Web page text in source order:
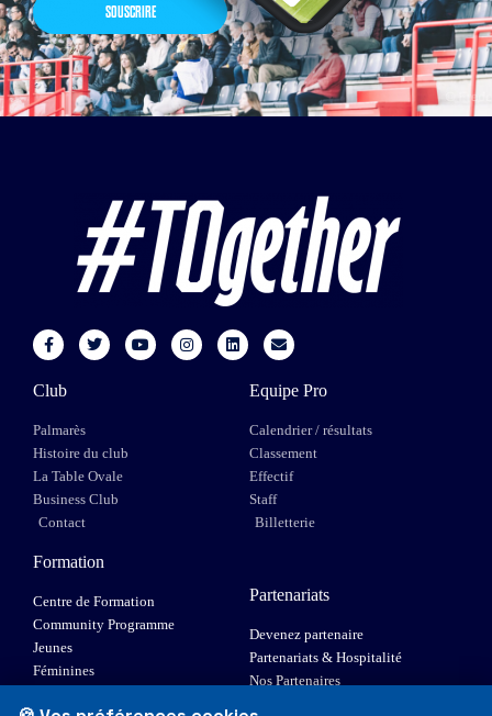
SOUSCRIRE
Club
Palmarès
Histoire du club
La Table Ovale
Business Club
Contact
Equipe Pro
Calendrier / résultats
Classement
Effectif
Staff
Billetterie
Formation
Centre de Formation
Community Programme
Jeunes
Féminines
Partenariats
Devenez partenaire
Partenariats & Hospitalité
Nos Partenaires